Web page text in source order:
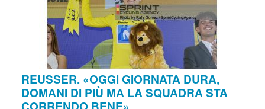
REUSSER. «OGGI GIORNATA DURA,
DOMANI DI PIÙ MA LA SQUADRA STA